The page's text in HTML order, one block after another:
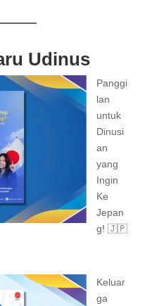
Udinus
Panggi
lan
untuk
Dinusi
an
yang
Ingin
Ke
Jepan
g! 🇯🇵
Keluar
ga